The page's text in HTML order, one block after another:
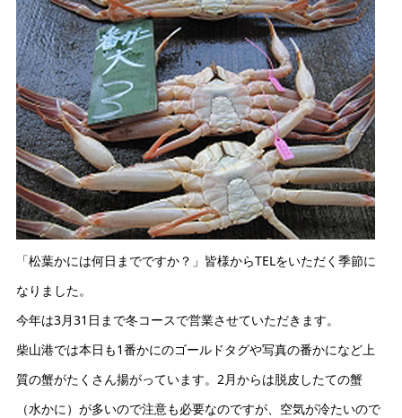
「松葉かには何日までですか？」皆様からTELをいただく季節に
なりました。
今年は3月31日まで冬コースで営業させていただきます。
柴山港では本日も1番かにのゴールドタグや写真の番かになど上
質の蟹がたくさん揚がっています。2月からは脱皮したての蟹
（水かに）が多いので注意も必要なのですが、空気が冷たいので